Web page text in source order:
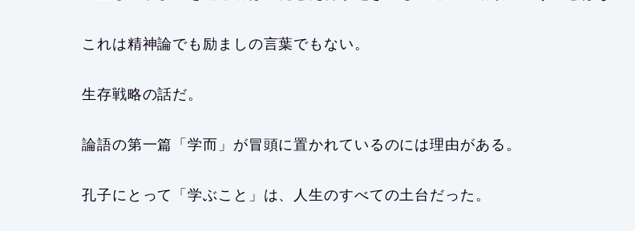
これは精神論でも励ましの言葉でもない。
生存戦略の話だ。
論語の第一篇「学而」が冒頭に置かれているのには理由がある。
孔子にとって「学ぶこと」は、人生のすべての土台だった。